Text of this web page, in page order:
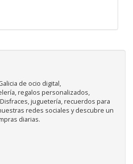
de ocio digital,
regalos personalizados,
juguetería, recuerdos para
redes sociales y descubre un
diarias.